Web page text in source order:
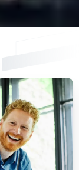
en charge votre
traitement de
l’exercice de
.